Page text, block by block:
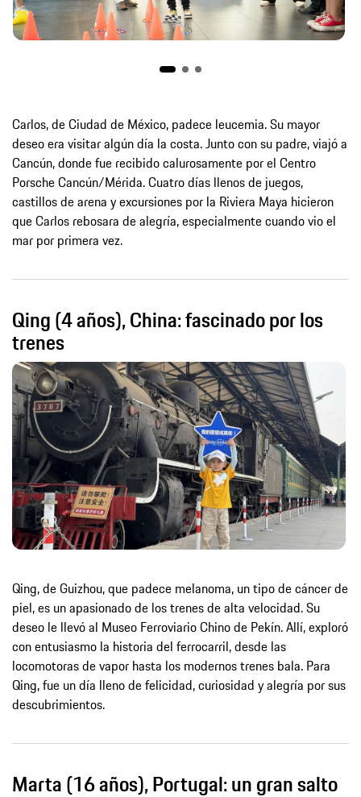
Carlos, de Ciudad de México, padece leucemia. Su mayor
deseo era visitar algún día la costa. Junto con su padre, viajó a
Cancún, donde fue recibido calurosamente por el Centro
Porsche Cancún/Mérida. Cuatro días llenos de juegos,
castillos de arena y excursiones por la Riviera Maya hicieron
que Carlos rebosara de alegría, especialmente cuando vio el
mar por primera vez.
Qing (4 años), China: fascinado por los
trenes
Qing, de Guizhou, que padece melanoma, un tipo de cáncer de
piel, es un apasionado de los trenes de alta velocidad. Su
deseo le llevó al Museo Ferroviario Chino de Pekín. Allí, exploró
con entusiasmo la historia del ferrocarril, desde las
locomotoras de vapor hasta los modernos trenes bala. Para
Qing, fue un día lleno de felicidad, curiosidad y alegría por sus
descubrimientos.
Marta (16 años), Portugal: un gran salto